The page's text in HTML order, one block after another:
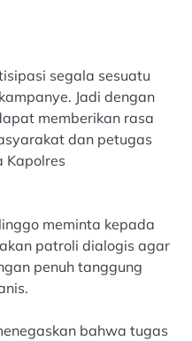
segala sesuatu
Jadi dengan
memberikan rasa
dan petugas
Kapolres
meminta kepada
patroli dialogis agar
penuh tanggung
bahwa tugas